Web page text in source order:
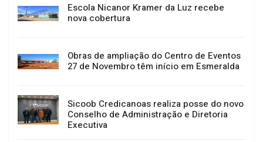
Escola Nicanor Kramer da Luz recebe
nova cobertura
Obras de ampliação do Centro de Eventos
27 de Novembro têm início em Esmeralda
Sicoob Credicanoas realiza posse do novo
Conselho de Administração e Diretoria
Executiva